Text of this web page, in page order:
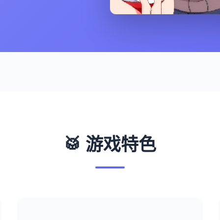
🥁 游戏特色